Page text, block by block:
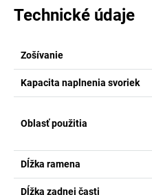
Technické údaje
Zošívanie
Kapacita naplnenia svoriek
Oblasť použitia
Dĺžka ramena
Dĺžka zadnej časti